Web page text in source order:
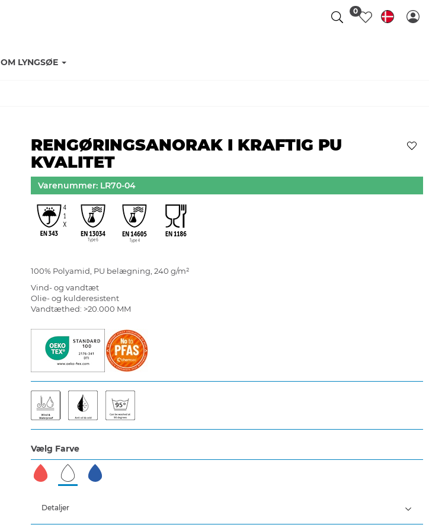
OM LYNGSØE
0
RENGØRINGSANORAK I KRAFTIG PU
KVALITET
Varenummer: LR70-04
100% Polyamid, PU belægning, 240 g/m²
Vind- og vandtæt
Olie- og kulderesistent
Vandtæthed: >20.000 MM
Vælg Farve
Detaljer